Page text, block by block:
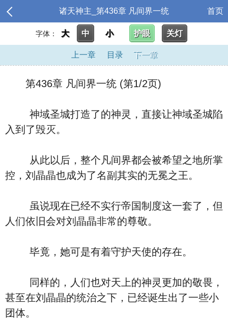
诸天神主_第436章 凡间界一统 首页
字体： 大 中 小 护眼 关灯
上一章 目录 下一章
第436章 凡间界一统 (第1/2页)
神域圣城打造了的神灵，直接让神域圣城陷
入到了毁灭。
从此以后，整个凡间界都会被希望之地所掌
控，刘晶晶也成为了名副其实的无冕之王。
虽说现在已经不实行帝国制度这一套了，但
人们依旧会对刘晶晶非常的尊敬。
毕竟，她可是有着守护天使的存在。
同样的，人们也对天上的神灵更加的敬畏，
甚至在刘晶晶的统治之下，已经诞生出了一些小
团体。